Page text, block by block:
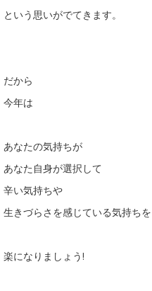
という思いがでてきます。
だから
今年は
あなたの気持ちが
あなた自身が選択して
辛い気持ちや
生きづらさを感じている気持ちを
楽になりましょう!